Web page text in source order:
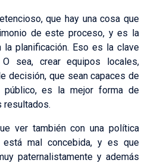
que hay una cosa que
de este proceso, y es la
la planificación. Eso es la clave
sea, crear equipos locales,
decisión, que sean capaces de
público, es la mejor forma de
resultados.
ver también con una política
mal concebida, y es que
paternalistamente y además